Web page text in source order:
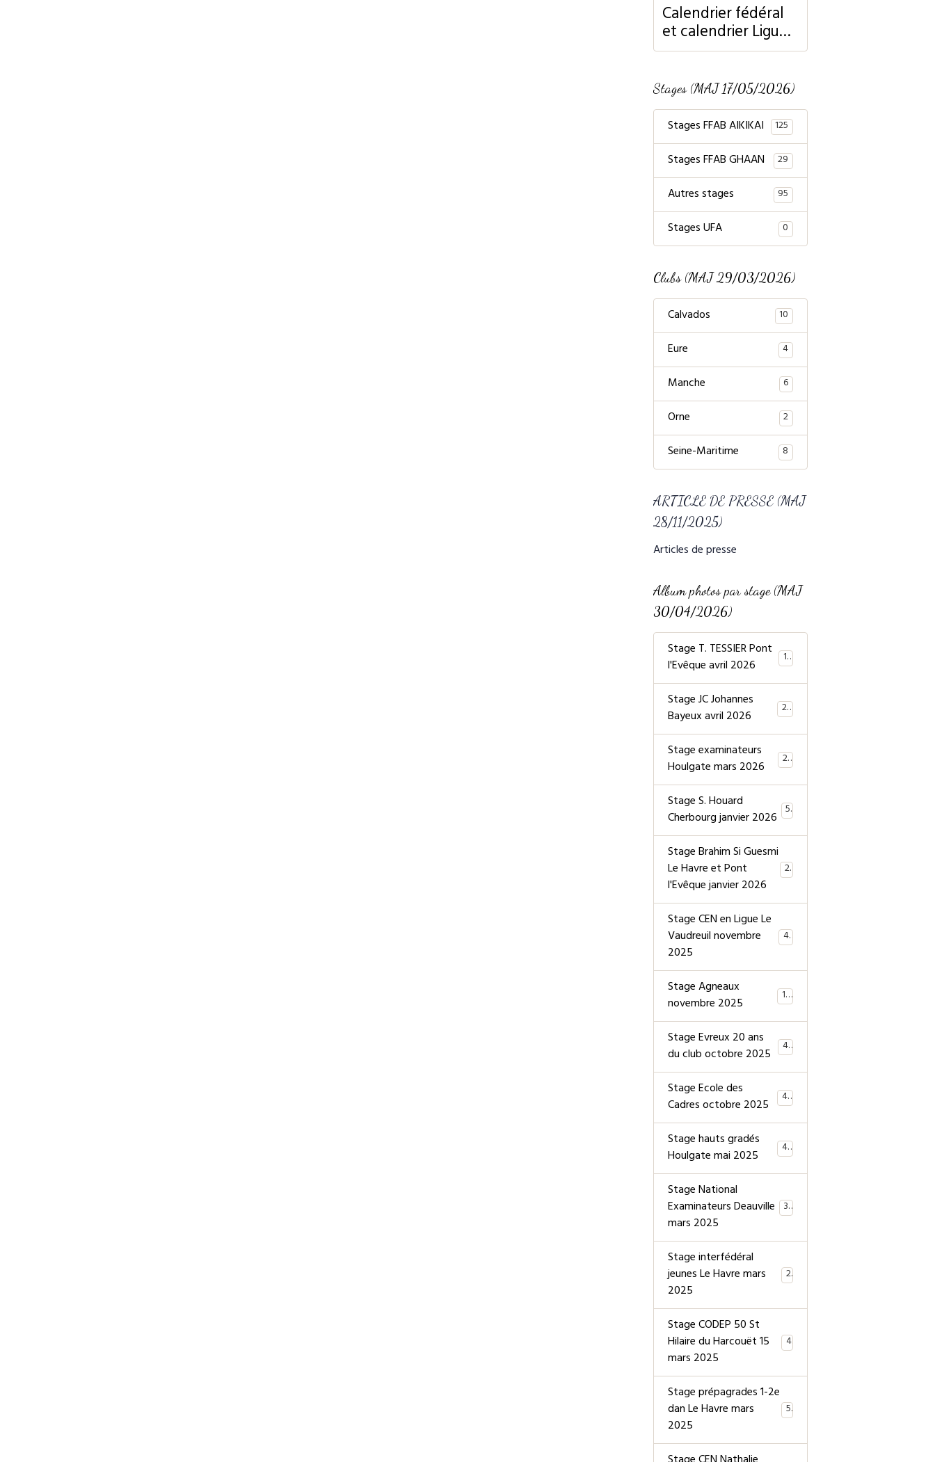
Calendrier fédéral
et calendrier Ligue
Normandie
Stages (MAJ 17/05/2026)
Stages FFAB AIKIKAI 125
Stages FFAB GHAAN 29
Autres stages 95
Stages UFA 0
Clubs (MAJ 29/03/2026)
Calvados 10
Eure 4
Manche 6
Orne 2
Seine-Maritime 8
ARTICLE DE PRESSE (MAJ
28/11/2025)
Articles de presse
Album photos par stage (MAJ
30/04/2026)
Stage T. TESSIER Pont
l'Evêque avril 2026
19
Stage JC Johannes
Bayeux avril 2026
20
Stage examinateurs
Houlgate mars 2026
20
Stage S. Houard
Cherbourg janvier 2026
5
Stage Brahim Si Guesmi
Le Havre et Pont
l'Evêque janvier 2026
28
Stage CEN en Ligue Le
Vaudreuil novembre
2025
40
Stage Agneaux
novembre 2025
19
Stage Evreux 20 ans
du club octobre 2025
40
Stage Ecole des
Cadres octobre 2025
40
Stage hauts gradés
Houlgate mai 2025
44
Stage National
Examinateurs Deauville
mars 2025
39
Stage interfédéral
jeunes Le Havre mars
2025
2
Stage CODEP 50 St
Hilaire du Harcouët 15
mars 2025
4
Stage prépagrades 1-2e
dan Le Havre mars
2025
5